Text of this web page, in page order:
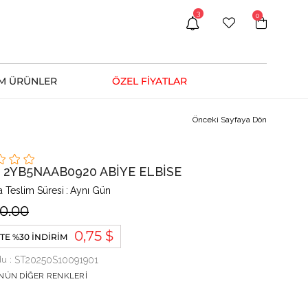
0
3
ÜRÜNLER ÖZEL FİYATLAR
Önceki Sayfaya Dön
ABİYE ELBİSE
Teslim Süresi : Aynı Gün
%30 İNDIRIM 0,75 $
ST20250S10091901
DIĞER RENKLERI